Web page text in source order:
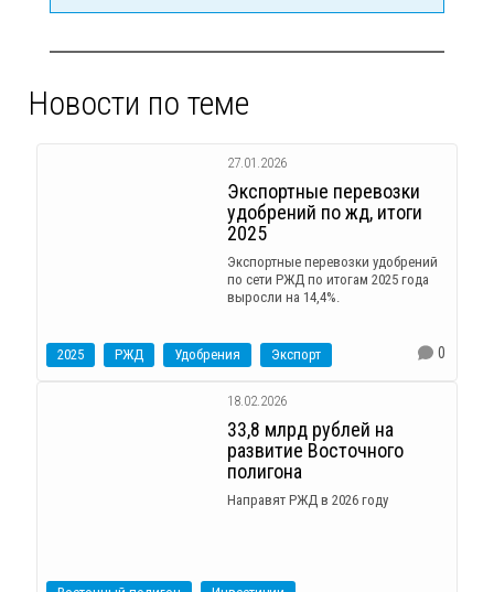
Новости по теме
27.01.2026
Экспортные перевозки
удобрений по жд, итоги
2025
Экспортные перевозки удобрений
по сети РЖД по итогам 2025 года
выросли на 14,4%.
2025 РЖД Удобрения Экспорт 0
18.02.2026
33,8 млрд рублей на
развитие Восточного
полигона
Направят РЖД в 2026 году